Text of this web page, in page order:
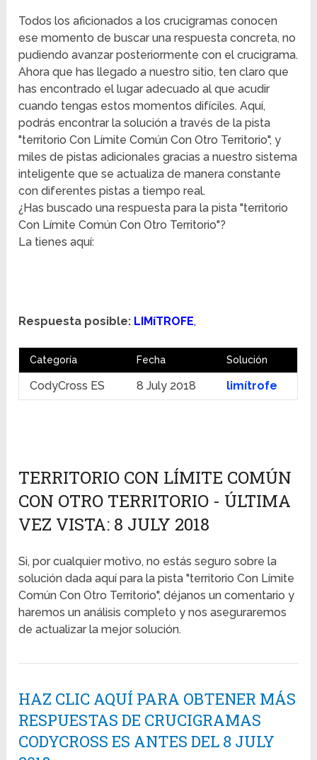
Todos los aficionados a los crucigramas conocen
ese momento de buscar una respuesta concreta, no
pudiendo avanzar posteriormente con el crucigrama.
Ahora que has llegado a nuestro sitio, ten claro que
has encontrado el lugar adecuado al que acudir
cuando tengas estos momentos difíciles. Aquí,
podrás encontrar la solución a través de la pista
"territorio Con Límite Común Con Otro Territorio", y
miles de pistas adicionales gracias a nuestro sistema
inteligente que se actualiza de manera constante
con diferentes pistas a tiempo real.
¿Has buscado una respuesta para la pista "territorio
Con Límite Común Con Otro Territorio"?
La tienes aquí:
Respuesta posible: LIMíTROFE,
Categoría Fecha Solución
CodyCross ES 8 July 2018 limítrofe
TERRITORIO CON LÍMITE COMÚN
CON OTRO TERRITORIO - ÚLTIMA
VEZ VISTA: 8 JULY 2018
Si, por cualquier motivo, no estás seguro sobre la
solución dada aquí para la pista "territorio Con Límite
Común Con Otro Territorio", déjanos un comentario y
haremos un análisis completo y nos aseguraremos
de actualizar la mejor solución.
HAZ CLIC AQUÍ PARA OBTENER MÁS
RESPUESTAS DE CRUCIGRAMAS
CODYCROSS ES ANTES DEL 8 JULY